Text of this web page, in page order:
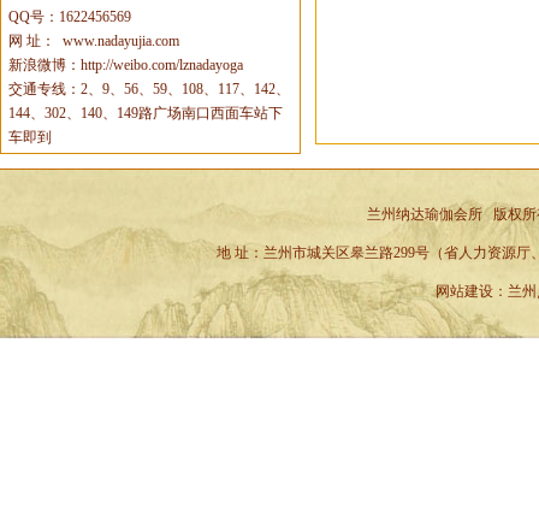
QQ号：1622456569
网 址： www.nadayujia.com
新浪微博：http://weibo.com/lznadayoga
交通专线：2、9、56、59、108、117、142、
144、302、140、149路广场南口西面车站下
车即到
兰州纳达瑜伽会所版权所
地 址：兰州市城关区皋兰路299号（省人力资源
网站建设 ： 兰